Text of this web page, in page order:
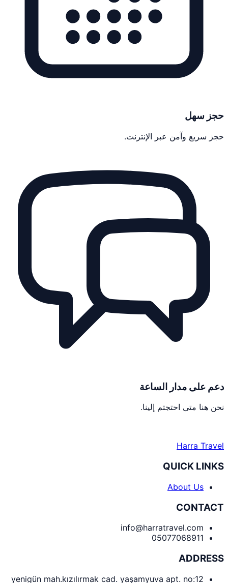
حجز سهل
حجز سريع وآمن عبر الإنترنت.
دعم على مدار الساعة
نحن هنا متى احتجتم إلينا.
Harra Travel
QUICK LINKS
About Us
CONTACT
info@harratravel.com
05077068911
ADDRESS
yenigün mah.kızılırmak cad. yaşamyuva apt. no:12